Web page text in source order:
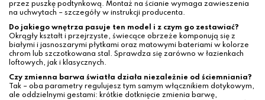
przez puszkę podtynkową. Montaż na ścianie wymaga zawieszenia
na uchwytach – szczegóły w instrukcji producenta.
Do jakiego wnętrza pasuje ten model i z czym go zestawiać?
Okrągły kształt i przejrzyste, świecące obrzeże komponują się z
białymi i jasnoszarymi płytkami oraz matowymi bateriami w kolorze
chrom lub szczotkowana stal. Sprawdza się zarówno w łazienkach
loftowych, jak i klasycznych.
Czy zmienna barwa światła działa niezależnie od ściemniania?
Tak – oba parametry regulujesz tym samym włącznikiem dotykowym,
ale oddzielnymi gestami: krótkie dotknięcie zmienia barwę,